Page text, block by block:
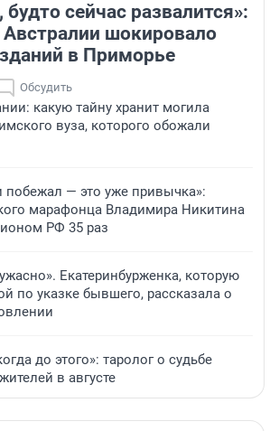
сейчас развалится»:
Австралии шокировало
в Приморье
Обсудить
какую тайну хранит могила
вуза, которого обожали
побежал — это уже привычка»:
марафонца Владимира Никитина
РФ 35 раз
Екатеринбурженка, которую
по указке бывшего, рассказала о
до этого»: таролог о судьбе
в августе